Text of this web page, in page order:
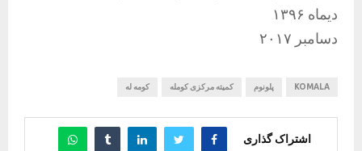
دیماه ۱۳۹۶
دسامبر ۲۰۱۷
KOMALA پلونوم کمیته مرکزی کومله کومه له
اشتراک گذاری